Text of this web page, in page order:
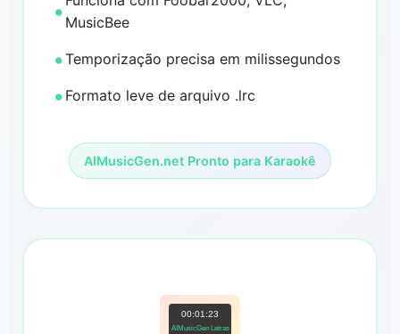
MusicBee
Temporização precisa em milissegundos
Formato leve de arquivo .lrc
AIMusicGen.net Pronto para Karaokê
00:01:23
AIMusicGen Letras